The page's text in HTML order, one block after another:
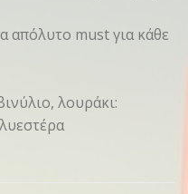
απόλυτο must για κάθε
λουράκι: